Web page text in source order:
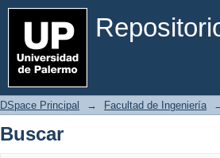
Buscar
DSpace Principal → Facultad de Ingeniería
Buscar